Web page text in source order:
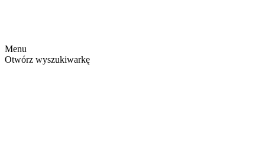
Menu
Otwórz wyszukiwarkę